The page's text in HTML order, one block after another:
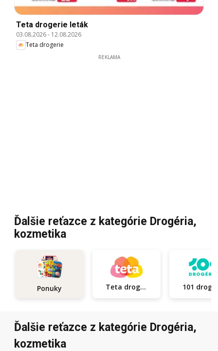
Teta drogerie leták
03.08.2026- 12.08.2026
Teta drogerie
REKLAMA
Ďalšie reťazce z kategórie Drogéria,
kozmetika
Ponuky Teta drogerie
Ďalšie reťazce z kategórie Drogéria,
kozmetika